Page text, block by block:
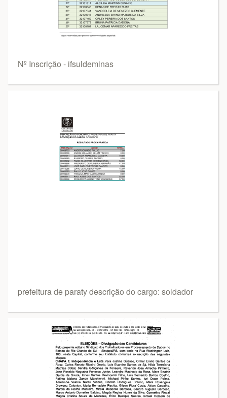
Nº Inscrição - ifsuldeminas
prefeitura de paraty descrição do cargo: soldador